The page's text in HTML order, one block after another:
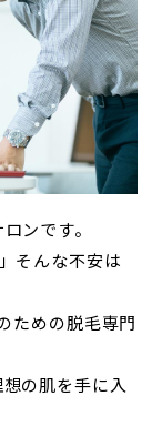
ンです。
そんな不安は
ための脱毛専門
の肌を手に入